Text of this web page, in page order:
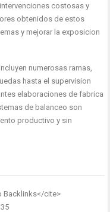
costosas y
obtenidos de estos
y mejorar la exposicion
numerosas ramas,
hasta el supervision
elaboraciones de fabrica
de balanceo son
productivo y sin
Backlinks</cite>